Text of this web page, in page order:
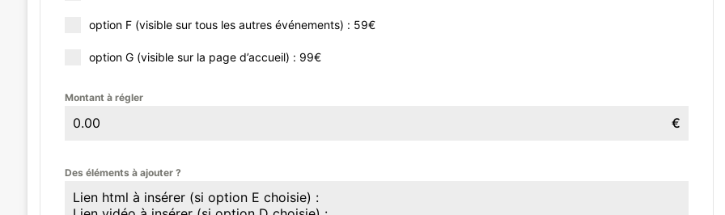
option F (visible sur tous les autres événements) : 59€
option G (visible sur la page d’accueil) : 99€
Montant à régler
€
Des éléments à ajouter ?